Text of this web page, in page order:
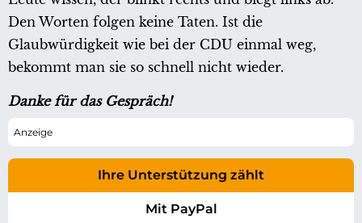
Den Worten folgen keine Taten. Ist die
Glaubwürdigkeit wie bei der CDU einmal weg,
bekommt man sie so schnell nicht wieder.
Danke für das Gespräch!
Ihre Unterstützung zählt
Mit PayPal